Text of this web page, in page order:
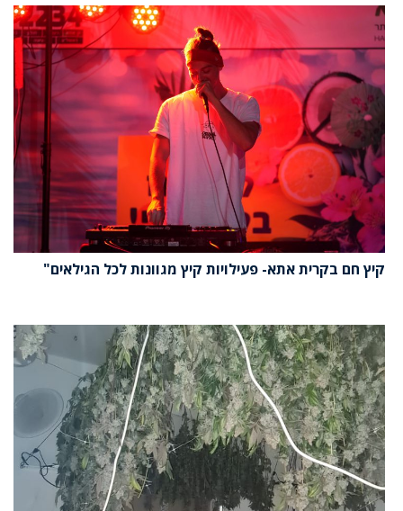
קיץ חם בקרית אתא- פעילויות קיץ מגוונות לכל הגילאים"